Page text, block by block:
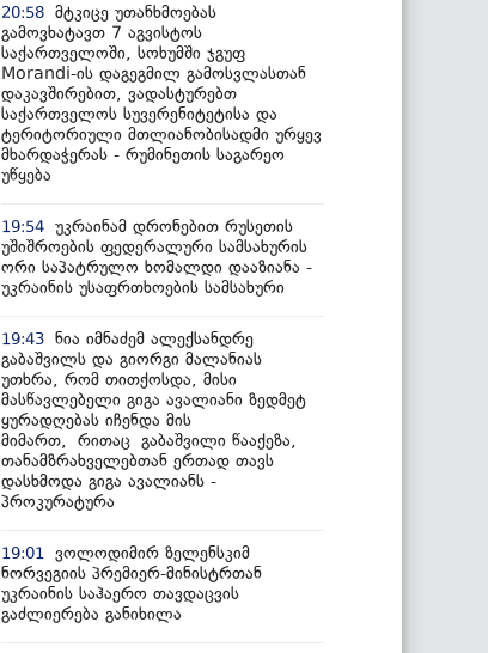
20:58 მტკიცე უთანხმოებას
გამოვხატავთ 7 აგვისტოს
საქართველოში, სოხუმში ჯგუფ
Morandi-ის დაგეგმილ გამოსვლასთან
დაკავშირებით, ვადასტურებთ
საქართველოს სუვერენიტეტისა და
ტერიტორიული მთლიანობისადმი ურყევ
მხარდაჭერას - რუმინეთის საგარეო
უწყება
19:54 უკრაინამ დრონებით რუსეთის
უშიშროების ფედერალური სამსახურის
ორი საპატრულო ხომალდი დააზიანა -
უკრაინის უსაფრთხოების სამსახური
19:43 ნია იმნაძემ ალექსანდრე
გაბაშვილს და გიორგი მალანიას
უთხრა, რომ თითქოსდა, მისი
მასწავლებელი გიგა ავალიანი ზედმეტ
ყურადღებას იჩენდა მის
მიმართ, რითაც გაბაშვილი წააქეზა,
თანამზრახველებთან ერთად თავს
დასხმოდა გიგა ავალიანს -
პროკურატურა
19:01
ვოლოდიმირ ზელენსკიმ
ნორვეგიის პრემიერ-მინისტრთან
უკრაინის საჰაერო თავდაცვის
გაძლიერება განიხილა